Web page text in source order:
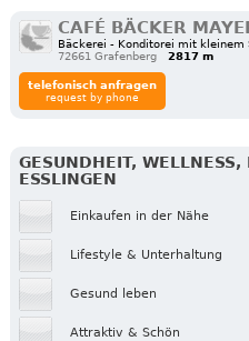
CAFÉ BÄCKER
Bäckerei - Konditorei mit kleinem
72661 Grafenberg
2817 m
telefonisch anfragen
request by phone
GESUNDHEIT,
ESSLINGEN
Einkaufen in der Nähe
Lifestyle & Unterhaltung
Gesund leben
Attraktiv & Schön